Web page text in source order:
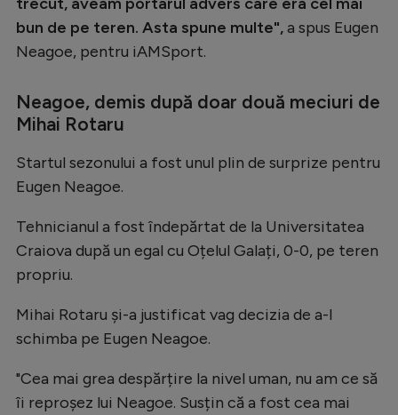
bun de pe teren. Asta spune multe",a spus Eugen
Neagoe, pentru iAMSport.
Neagoe, demis după doar două meciuri de
Mihai Rotaru
Startul sezonului a fost unul plin de surprize pentru
Eugen Neagoe.
Tehnicianul a fost îndepărtat de la Universitatea
Craiova după un egal cu Oțelul Galați, 0-0, pe teren
propriu.
Mihai Rotaru și-a justificat vag decizia de a-l
schimba pe Eugen Neagoe.
"Cea mai grea despărțire la nivel uman, nu am ce să
îi reproșez lui Neagoe. Susțin că a fost cea mai